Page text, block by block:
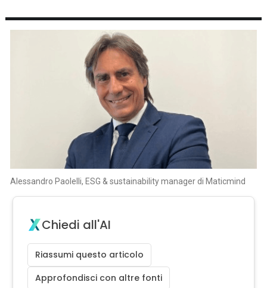
Alessandro Paolelli, ESG & sustainability manager di Maticmind
Chiedi all'AI
Riassumi questo articolo
Approfondisci con altre fonti